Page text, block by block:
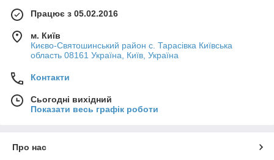
Працює з 05.02.2016
м. Київ
Києво-Святошинський район с. Тарасівка Київська
область 08161 Україна, Київ, Україна
Контакти
Сьогодні вихідний
Показати весь графік роботи
Про нас